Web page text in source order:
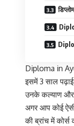
Diploma in
इसमें 3 साल
उनके कल्याण और
अगर आप कोई
की ब्रांच में